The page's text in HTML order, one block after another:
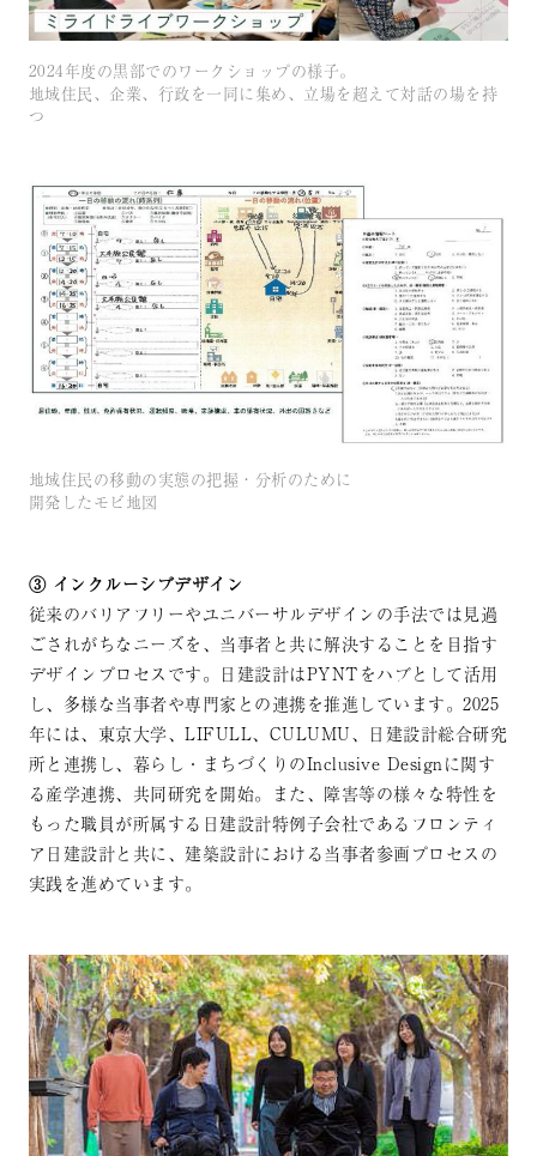
2024年度の黒部でのワークショップの様子。
地域住民、企業、行政を一同に集め、立場を超えて対話の場を持
つ
地域住民の移動の実態の把握・分析のために
開発したモビ地図
③ インクルーシブデザイン
従来のバリアフリーやユニバーサルデザインの手法では見過
ごされがちなニーズを、当事者と共に解決することを目指す
デザインプロセスです。日建設計はPYNTをハブとして活用
し、多様な当事者や専門家との連携を推進しています。2025
年には、東京大学、LIFULL、CULUMU、日建設計総合研究
所と連携し、暮らし・まちづくりのInclusive Designに関す
る産学連携、共同研究を開始。また、障害等の様々な特性を
もった職員が所属する日建設計特例子会社であるフロンティ
ア日建設計と共に、建築設計における当事者参画プロセスの
実践を進めています。